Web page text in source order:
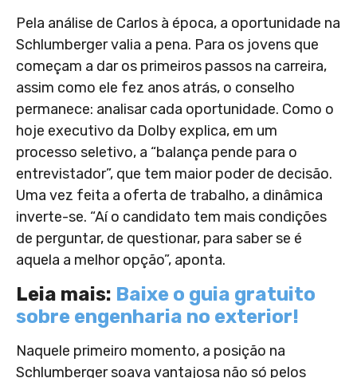
Pela análise de Carlos à época, a oportunidade na
Schlumberger valia a pena. Para os jovens que
começam a dar os primeiros passos na carreira,
assim como ele fez anos atrás, o conselho
permanece: analisar cada oportunidade. Como o
hoje executivo da Dolby explica, em um
processo seletivo, a “balança pende para o
entrevistador”, que tem maior poder de decisão.
Uma vez feita a oferta de trabalho, a dinâmica
inverte-se. “Aí o candidato tem mais condições
de perguntar, de questionar, para saber se é
aquela a melhor opção”, aponta.
Leia mais: Baixe o guia gratuito
sobre engenharia no exterior!
Naquele primeiro momento, a posição na
Schlumberger soava vantajosa não só pelos